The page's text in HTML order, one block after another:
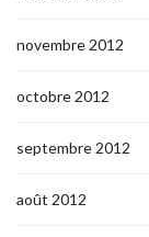
novembre 2012
octobre 2012
septembre 2012
août 2012